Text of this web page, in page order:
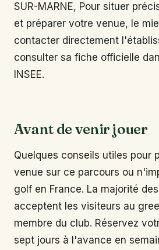
SUR-MARNE, Pour situer
et préparer votre venue, le
contacter directement
consulter sa fiche officielle
INSEE.
Avant de venir jouer
Quelques conseils utiles pour
venue sur ce parcours ou
golf en France. La majorité
acceptent les visiteurs au
membre du club. Réservez
sept jours à l'avance en